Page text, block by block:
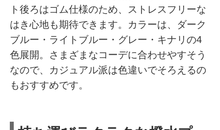
ト後ろはゴム仕様のため、ストレスフリーな
はき心地も期待できます。カラーは、ダーク
ブルー・ライトブルー・グレー・キナリの4
色展開。さまざまなコーデに合わせやすそう
なので、カジュアル派は色違いでそろえるの
もおすすめです。